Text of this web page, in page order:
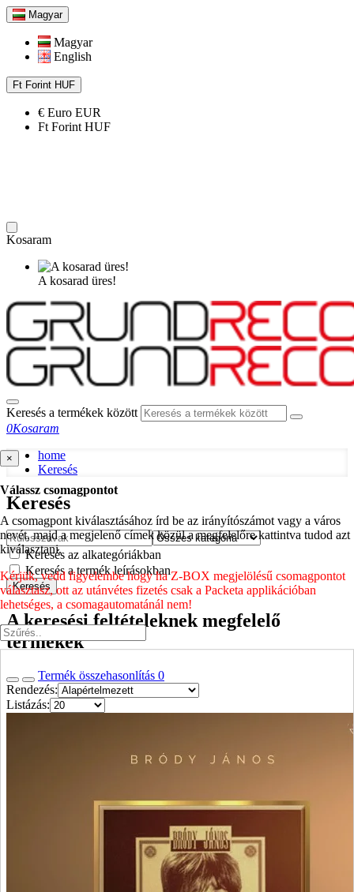
Magyar
Magyar
English
Ft Forint HUF
€ Euro EUR
Ft Forint HUF
Kosaram
A kosarad üres!
Keresés a termékek között
0Kosaram
home
Keresés
Keresés
Keresés az alkategóriákban
Keresés a termék leírásokban
Keresés
A keresési feltételeknek megfelelő
termékek
Termék összehasonlítás 0
Rendezés:
Listázás:
×
Válassz csomagpontot
A csomagpont kiválasztásához írd be az irányítószámot vagy a város
nevét, majd a megjelenő címek közül a megfelelőre kattintva tudod azt
kiválasztani.
Kérjük, vedd figyelembe hogy ha Z-BOX megjelölésű csomagpontot
választasz, ott az utánvétes fizetés csak a Packeta applikációban
lehetséges, a csomagautomatánál nem!